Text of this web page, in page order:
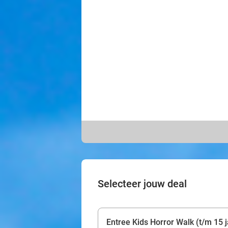
Selecteer jouw deal
Entree Kids Horror Walk (t/m 15